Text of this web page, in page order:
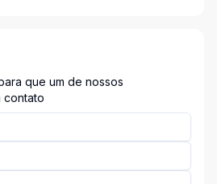
que um de nossos
contato